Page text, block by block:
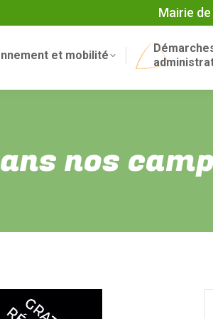
Mairie
et mobilité
nos